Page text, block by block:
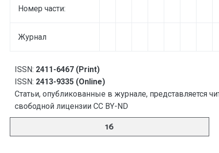
Номер части:
Журнал
ISSN: 2411-6467 (Print)
ISSN: 2413-9335 (Online)
Статьи, опубликованные в журнале, представляется
свободной лицензии CC BY-ND
16